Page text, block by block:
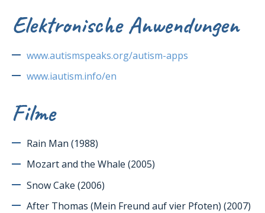
Elektronische Anwendungen
www.autismspeaks.org/autism-apps
www.iautism.info/en
Filme
Rain Man (1988)
Mozart and the Whale (2005)
Snow Cake (2006)
After Thomas (Mein Freund auf vier Pfoten) (2007)